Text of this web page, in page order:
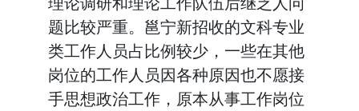
题比较严重。邕宁新招收的文科专业
类工作人员占比例较少，一些在其他
岗位的工作人员因各种原因也不愿接
手思想政治工作，原本从事工作岗位